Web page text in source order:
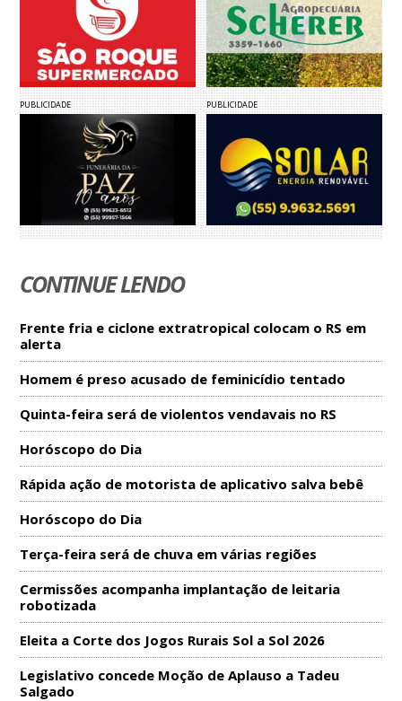
PUBLICIDADE PUBLICIDADE
CONTINUE LENDO
Frente fria e ciclone extratropical colocam o RS em
alerta
Homem é preso acusado de feminicídio tentado
Quinta-feira será de violentos vendavais no RS
Horóscopo do Dia
Rápida ação de motorista de aplicativo salva bebê
Horóscopo do Dia
Terça-feira será de chuva em várias regiões
Cermissões acompanha implantação de leitaria
robotizada
Eleita a Corte dos Jogos Rurais Sol a Sol 2026
Legislativo concede Moção de Aplauso a Tadeu
Salgado